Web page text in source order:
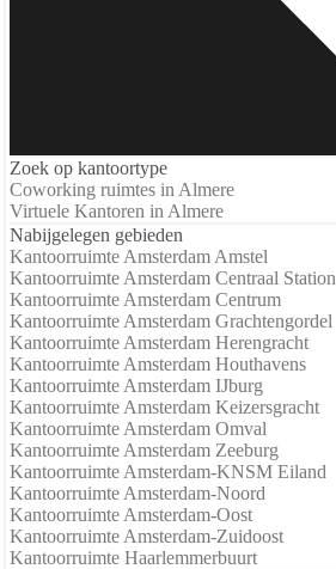
Zoek op kantoortype
Coworking ruimtes in Almere
Virtuele Kantoren in Almere
Nabijgelegen gebieden
Kantoorruimte Amsterdam Amstel
Kantoorruimte Amsterdam Centraal Station
Kantoorruimte Amsterdam Centrum
Kantoorruimte Amsterdam Grachtengordel
Kantoorruimte Amsterdam Herengracht
Kantoorruimte Amsterdam Houthavens
Kantoorruimte Amsterdam IJburg
Kantoorruimte Amsterdam Keizersgracht
Kantoorruimte Amsterdam Omval
Kantoorruimte Amsterdam Zeeburg
Kantoorruimte Amsterdam-KNSM Eiland
Kantoorruimte Amsterdam-Noord
Kantoorruimte Amsterdam-Oost
Kantoorruimte Amsterdam-Zuidoost
Kantoorruimte Haarlemmerbuurt